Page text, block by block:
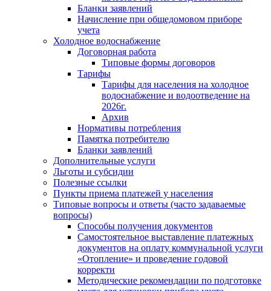
Бланки заявлений
Начисление при общедомовом приборе
учета
Холодное водоснабжение
Договорная работа
Типовые формы договоров
Тарифы
Тарифы для населения на холодное
водоснабжение и водоотведение на
2026г.
Архив
Нормативы потребления
Памятка потребителю
Бланки заявлений
Дополнительные услуги
Льготы и субсидии
Полезные ссылки
Пункты приема платежей у населения
Типовые вопросы и ответы (часто задаваемые
вопросы)
Способы получения документов
Самостоятельное выставление платежных
документов на оплату коммунальной услуги
«Отопление» и проведение годовой
корректи
Методические рекомендации по подготовке